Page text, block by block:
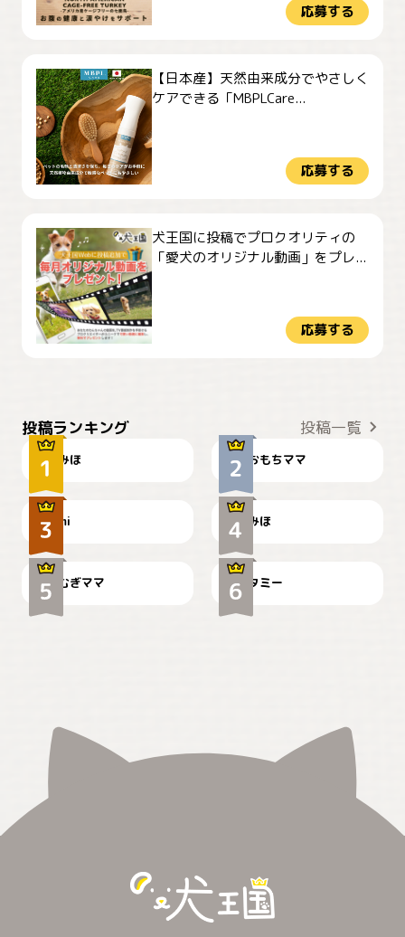
応募する
【日本産】天然由来成分でやさしく
ケアできる「MBPLCare...
応募する
犬王国に投稿でプロクオリティの
「愛犬のオリジナル動画」をプレ...
応募する
投稿ランキング 投稿一覧
みほ おもちママ
可愛い？
mi
見てるぞぉ
みほ
🌻とむぎ！
むぎママ
ドーベルマンのお友達邸に
て
タミー